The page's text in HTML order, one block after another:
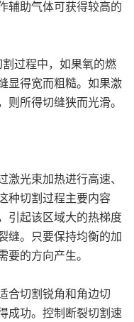
辅助气体可获得较高的
割过程中，如果氧的燃
显得宽而粗糙。如果激
则所得切缝狭而光滑。
激光束加热进行高速、
种切割过程主要内容
引起该区域大的热梯度
缝。只要保持均衡的加
要的方向产生。
合切割锐角和角边切
成功。控制断裂切割速